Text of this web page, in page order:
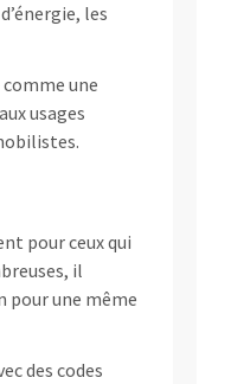
les
une
usages
pour ceux qui
il
pour une même
des codes